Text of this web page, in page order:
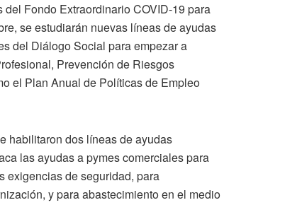
Fondo Extraordinario COVID-19 para
se estudiarán nuevas líneas de ayudas
del Diálogo Social para empezar a
Prevención de Riesgos
el Plan Anual de Políticas de Empleo
habilitaron dos líneas de ayudas
las ayudas a pymes comerciales para
exigencias de seguridad, para
y para abastecimiento en el medio